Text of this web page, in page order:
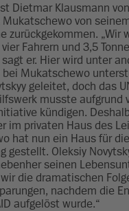
Dietmar Klausmann
Mukatschewo von
zurückgekommen. „Wir
Fahrern und 3,5
er. Hier wird unter
bei Mukatschewo
geleitet, doch das
musste aufgrund
kündigen.
im privaten Haus des
hat nun ein Haus für
gestellt. Oleksiy
seinen
die dramatischen
nachdem die
aufgelöst wurde.“